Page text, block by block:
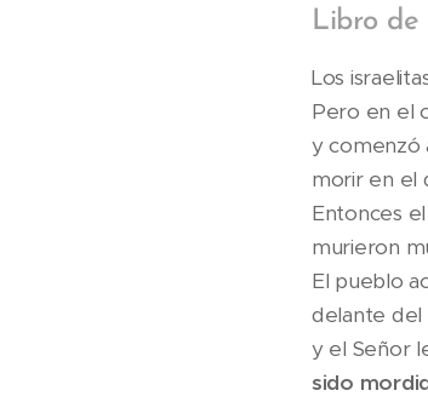
Libro de
Los
Pero en el
y comenzó
morir en el
Entonces
murieron
El pueblo
delante del
y el Señor
sido